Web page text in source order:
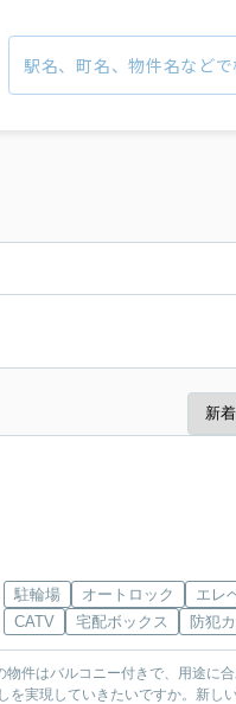
駐輪場 オートロック
エレ
CATV
宅配ボックス 防犯
件はバルコニー付きで、用途に
実現していきたいですか。新し